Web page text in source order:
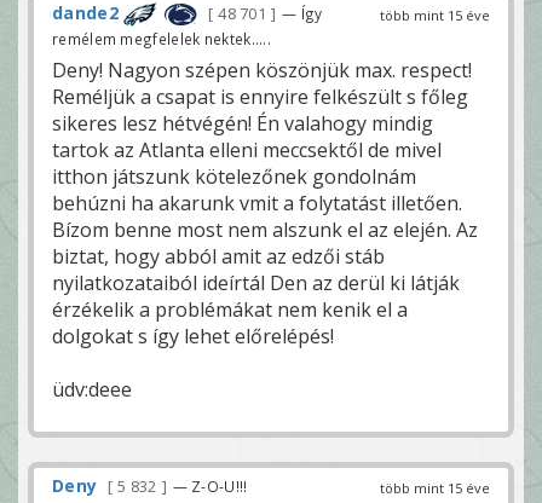
több mint 15 éve
dande2 48 701
— Így
remélem megfelelek nektek.....
Deny! Nagyon szépen köszönjük max. respect!
Reméljük a csapat is ennyire felkészült s főleg
sikeres lesz hétvégén! Én valahogy mindig
tartok az Atlanta elleni meccsektől de mivel
itthon játszunk kötelezőnek gondolnám
behúzni ha akarunk vmit a folytatást illetően.
Bízom benne most nem alszunk el az elején. Az
biztat, hogy abból amit az edzői stáb
nyilatkozataiból ideírtál Den az derül ki látják
érzékelik a problémákat nem kenik el a
dolgokat s így lehet előrelépés!
üdv:deee
több mint 15 éve
Deny 5 832 — Z-O-U!!!